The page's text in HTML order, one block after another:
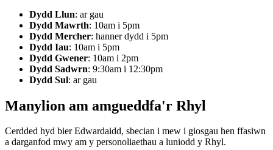
Dydd Llun: ar gau
Dydd Mawrth: 10am i 5pm
Dydd Mercher: hanner dydd i 5pm
Dydd Iau: 10am i 5pm
Dydd Gwener: 10am i 2pm
Dydd Sadwrn: 9:30am i 12:30pm
Dydd Sul: ar gau
Manylion am amgueddfa'r Rhyl
Cerdded hyd bier Edwardaidd, sbecian i mew i giosgau hen ffasiwn
a darganfod mwy am y personoliaethau a luniodd y Rhyl.